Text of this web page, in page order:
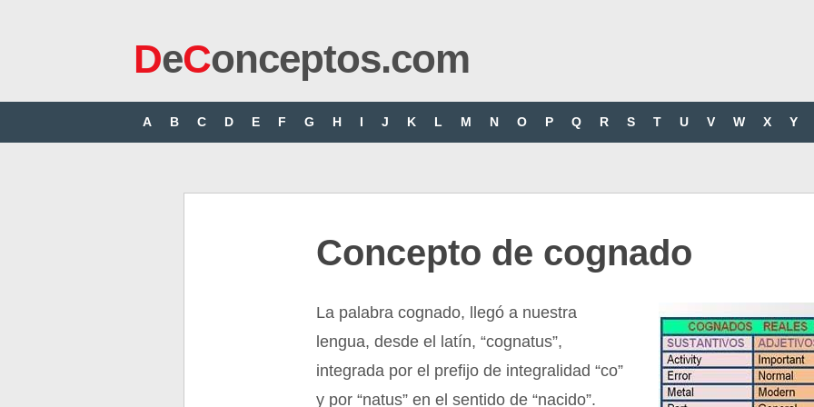
DeConceptos.com
A B C D E F G H I J K L M N O P Q R S T U V W X Y
Concepto de cognado
La palabra cognado, llegó a nuestra
lengua, desde el latín, “cognatus”,
integrada por el prefijo de integralidad “co”
y por “natus” en el sentido de “nacido”.